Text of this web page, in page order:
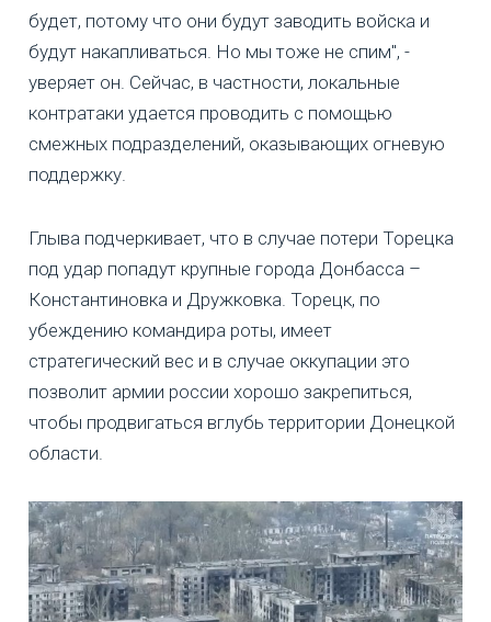
будет, потому что они будут заводить войска и
будут накапливаться. Но мы тоже не спим", -
уверяет он. Сейчас, в частности, локальные
контратаки удается проводить с помощью
смежных подразделений, оказывающих огневую
поддержку.
Глыва подчеркивает, что в случае потери Торецка
под удар попадут крупные города Донбасса –
Константиновка и Дружковка. Торецк, по
убеждению командира роты, имеет
стратегический вес и в случае оккупации это
позволит армии россии хорошо закрепиться,
чтобы продвигаться вглубь территории Донецкой
области.